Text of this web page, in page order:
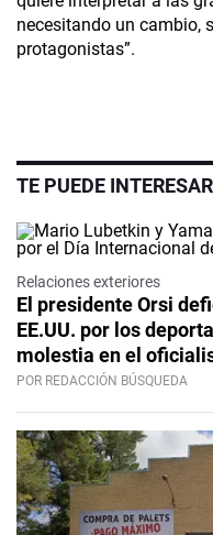
necesitando un cambio,
protagonistas”.
TE PUEDE INTERESAR
Relaciones exteriores
El presidente Orsi
EE.UU. por los
molestia en el
POR REDACCIÓN BÚSQUEDA